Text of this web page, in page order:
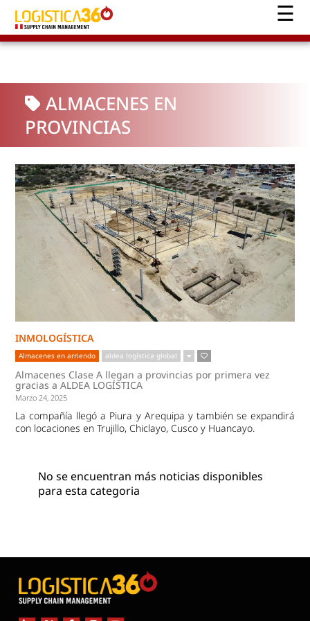
ALMACENES EN
PROVINCIAS
INMOLOGÍSTICA
Almacenes en arriendo aldea logística global
Almacenes Clase A llegan a provincias por primera vez
gracias a ALDEA LOGÍSTICA
Marzo 24, 2025
La compañía llegó a Piura y Arequipa y también se expandirá
con locaciones en Trujillo, Chiclayo, Cusco y Huancayo.
No se encuentran más noticias disponibles
para esta categoria